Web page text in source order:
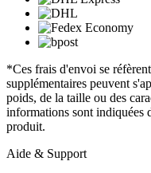
*Ces frais d'envoi se
supplémentaires peuvent
poids, de la taille ou des
informations sont indiquées
produit.
Aide & Support